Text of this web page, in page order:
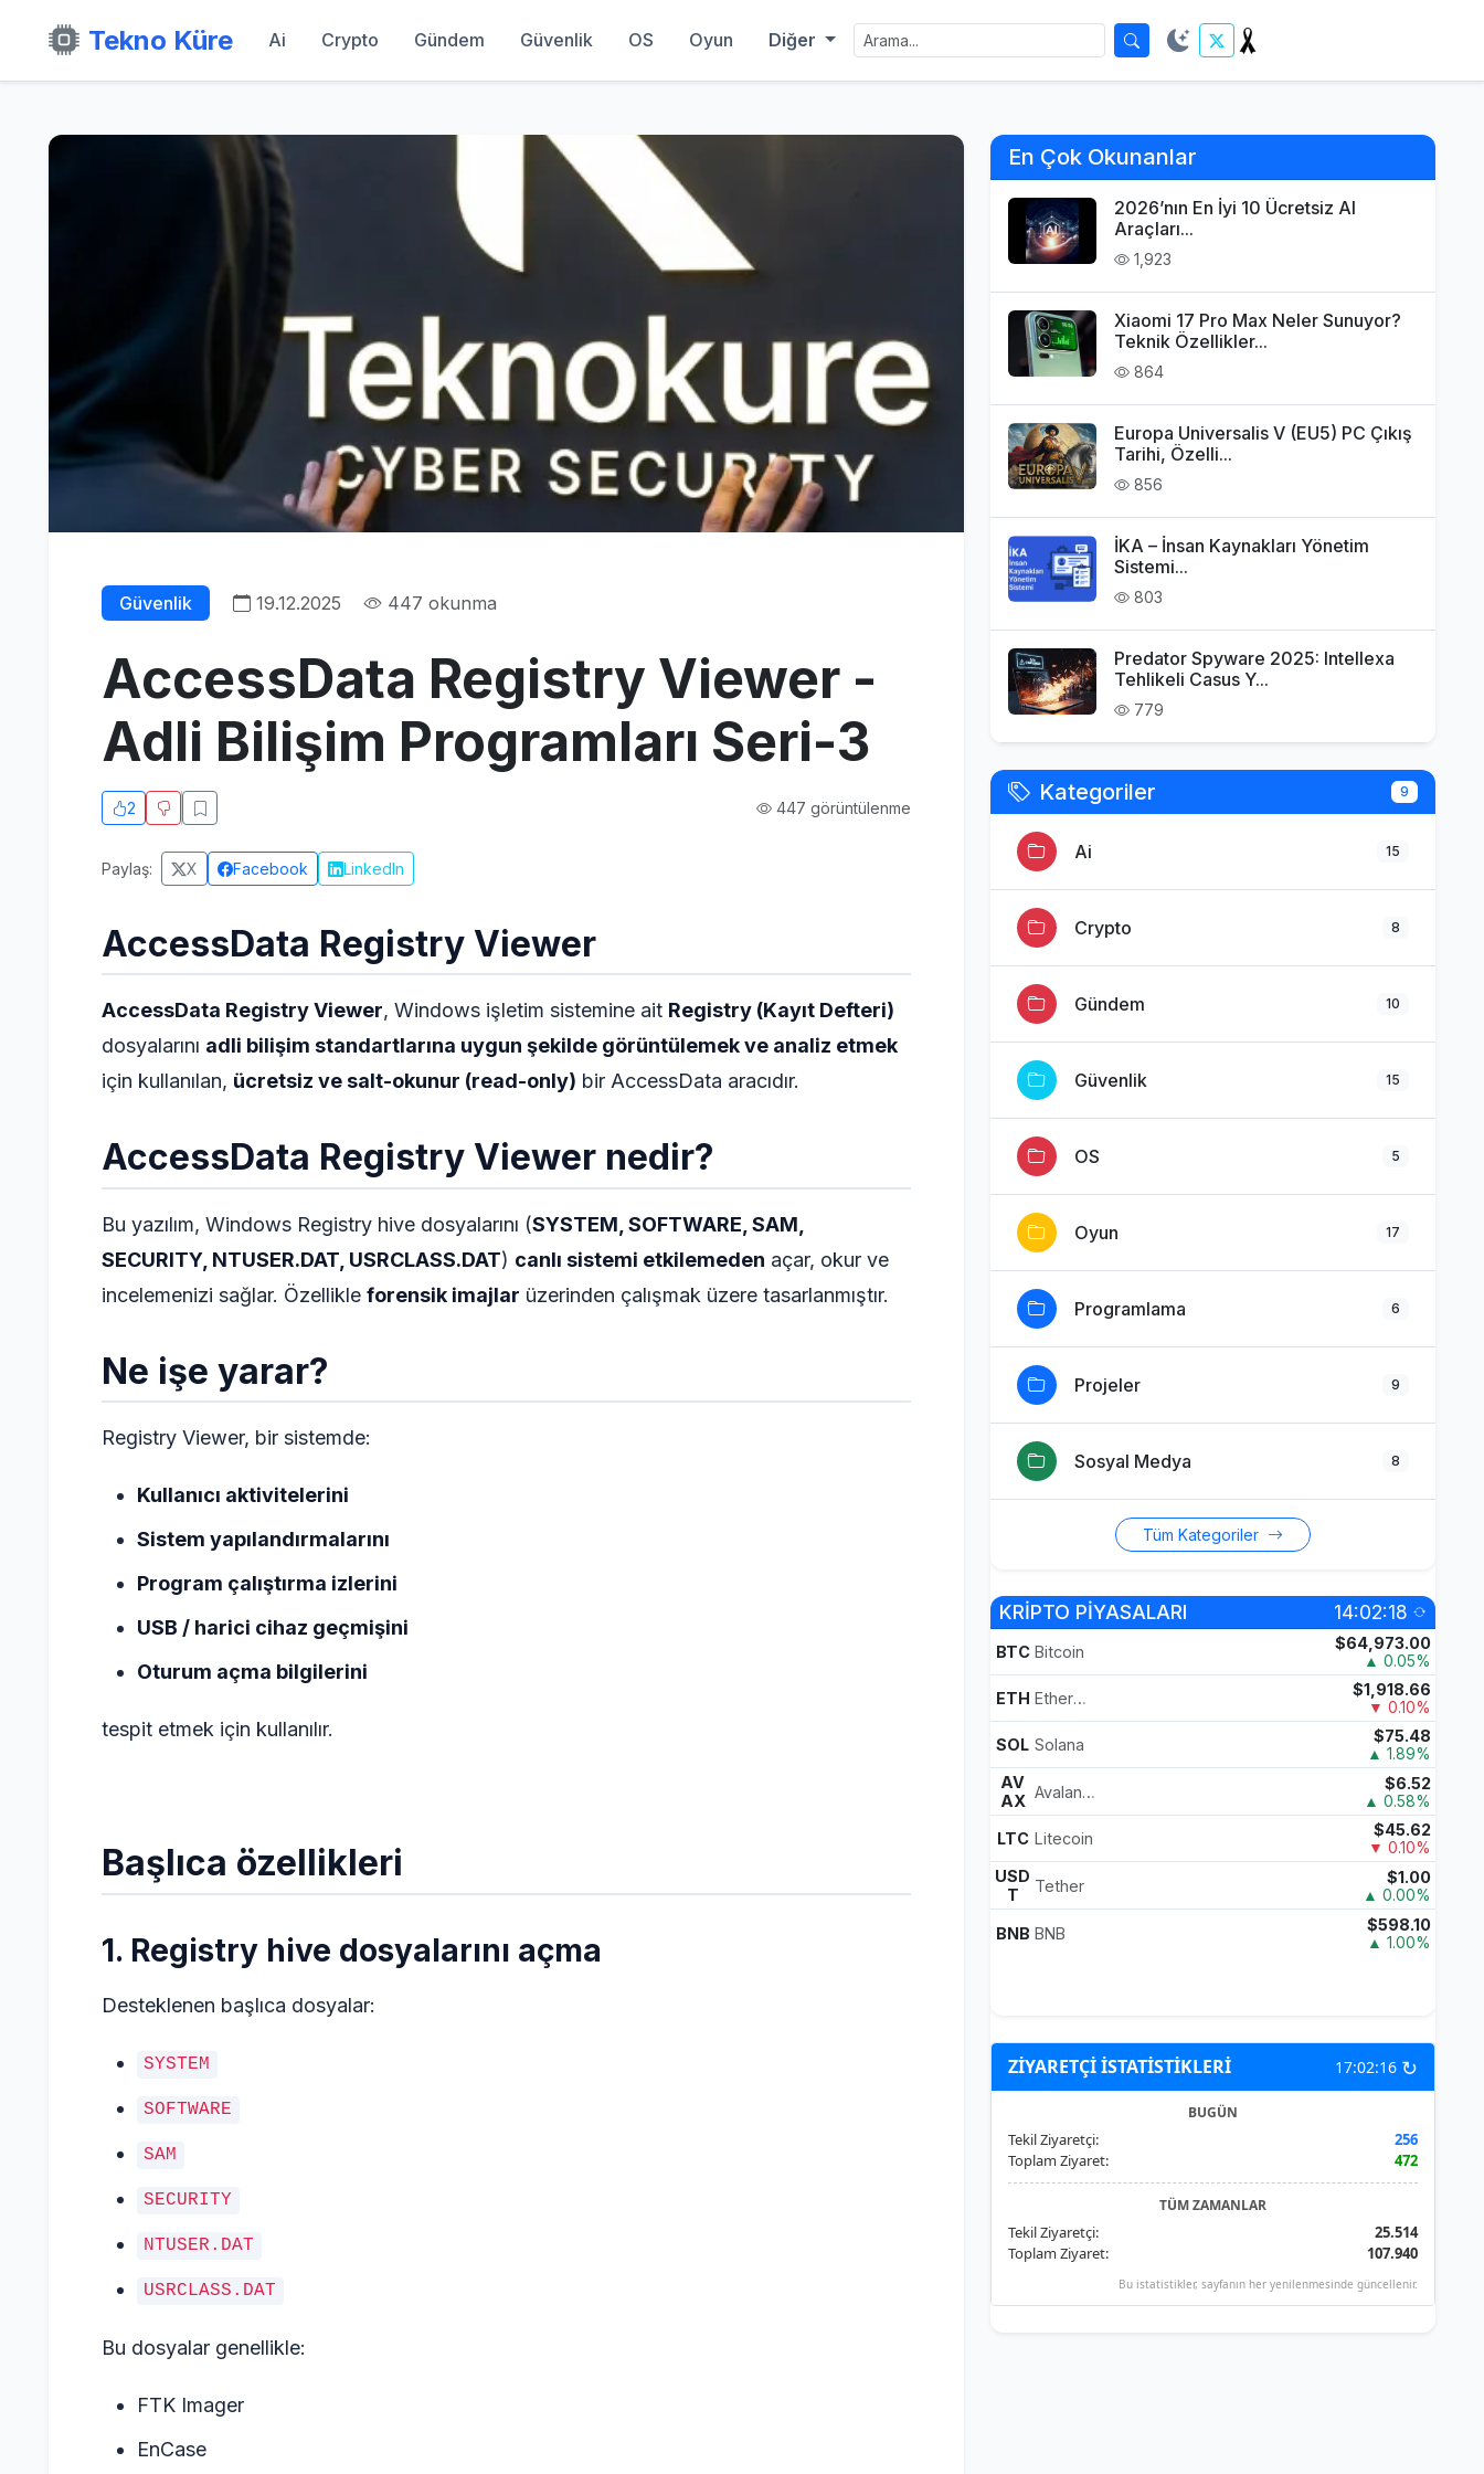
Tekno Küre Ai Crypto Gündem Güvenlik OS Oyun Diğer
Güvenlik 19.12.2025 447 okunma
AccessData Registry Viewer -
Adli Bilişim Programları Seri-3
2 447 görüntülenme
Paylaş: X Facebook LinkedIn
AccessData Registry Viewer
AccessData Registry Viewer, Windows işletim sistemine ait Registry (Kayıt Defteri)
dosyalarını adli bilişim standartlarına uygun şekilde görüntülemek ve analiz etmek
için kullanılan, ücretsiz ve salt-okunur (read-only) bir AccessData aracıdır.
AccessData Registry Viewer nedir?
Bu yazılım, Windows Registry hive dosyalarını (SYSTEM, SOFTWARE, SAM,
SECURITY, NTUSER.DAT, USRCLASS.DAT) canlı sistemi etkilemeden açar, okur ve
incelemenizi sağlar. Özellikle forensik imajlar üzerinden çalışmak üzere tasarlanmıştır.
Ne işe yarar?
Registry Viewer, bir sistemde:
Kullanıcı aktivitelerini
Sistem yapılandırmalarını
Program çalıştırma izlerini
USB / harici cihaz geçmişini
Oturum açma bilgilerini
tespit etmek için kullanılır.
Başlıca özellikleri
1. Registry hive dosyalarını açma
Desteklenen başlıca dosyalar:
SYSTEM
SOFTWARE
SAM
SECURITY
NTUSER.DAT
USRCLASS.DAT
Bu dosyalar genellikle:
FTK Imager
EnCase
En Çok Okunanlar
2026’nın En İyi 10 Ücretsiz AI
Araçları...
1,923
Xiaomi 17 Pro Max Neler Sunuyor?
Teknik Özellikler...
864
Europa Universalis V (EU5) PC Çıkış
Tarihi, Özelli...
856
İKA – İnsan Kaynakları Yönetim
Sistemi...
803
Predator Spyware 2025: Intellexa
Tehlikeli Casus Y...
779
Kategoriler 9
Ai 15
Crypto 8
Gündem 10
Güvenlik 15
OS 5
Oyun 17
Programlama 6
Projeler 9
Sosyal Medya 8
Tüm Kategoriler
KRİPTO PİYASALARI 14:02:18
BTC Bitcoin $64,973.00
▲ 0.05%
ETH Ethereum $1,918.66
▼ 0.10%
SOL Solana $75.48
▲ 1.89%
AV
AX
Avalanche $6.52
▲ 0.58%
LTC Litecoin $45.62
▼ 0.10%
USD
T
Tether $1.00
▲ 0.00%
BNB BNB $598.10
▲ 1.00%
ZİYARETÇİ İSTATİSTİKLERİ 17:02:16 ↻
BUGÜN
Tekil Ziyaretçi:
256
Toplam Ziyaret:
472
TÜM ZAMANLAR
Tekil Ziyaretçi:
25.514
Toplam Ziyaret:
107.940
Bu istatistikler, sayfanın her yenilenmesinde güncellenir.